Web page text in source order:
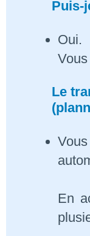
Puis-
Oui.
Le
En